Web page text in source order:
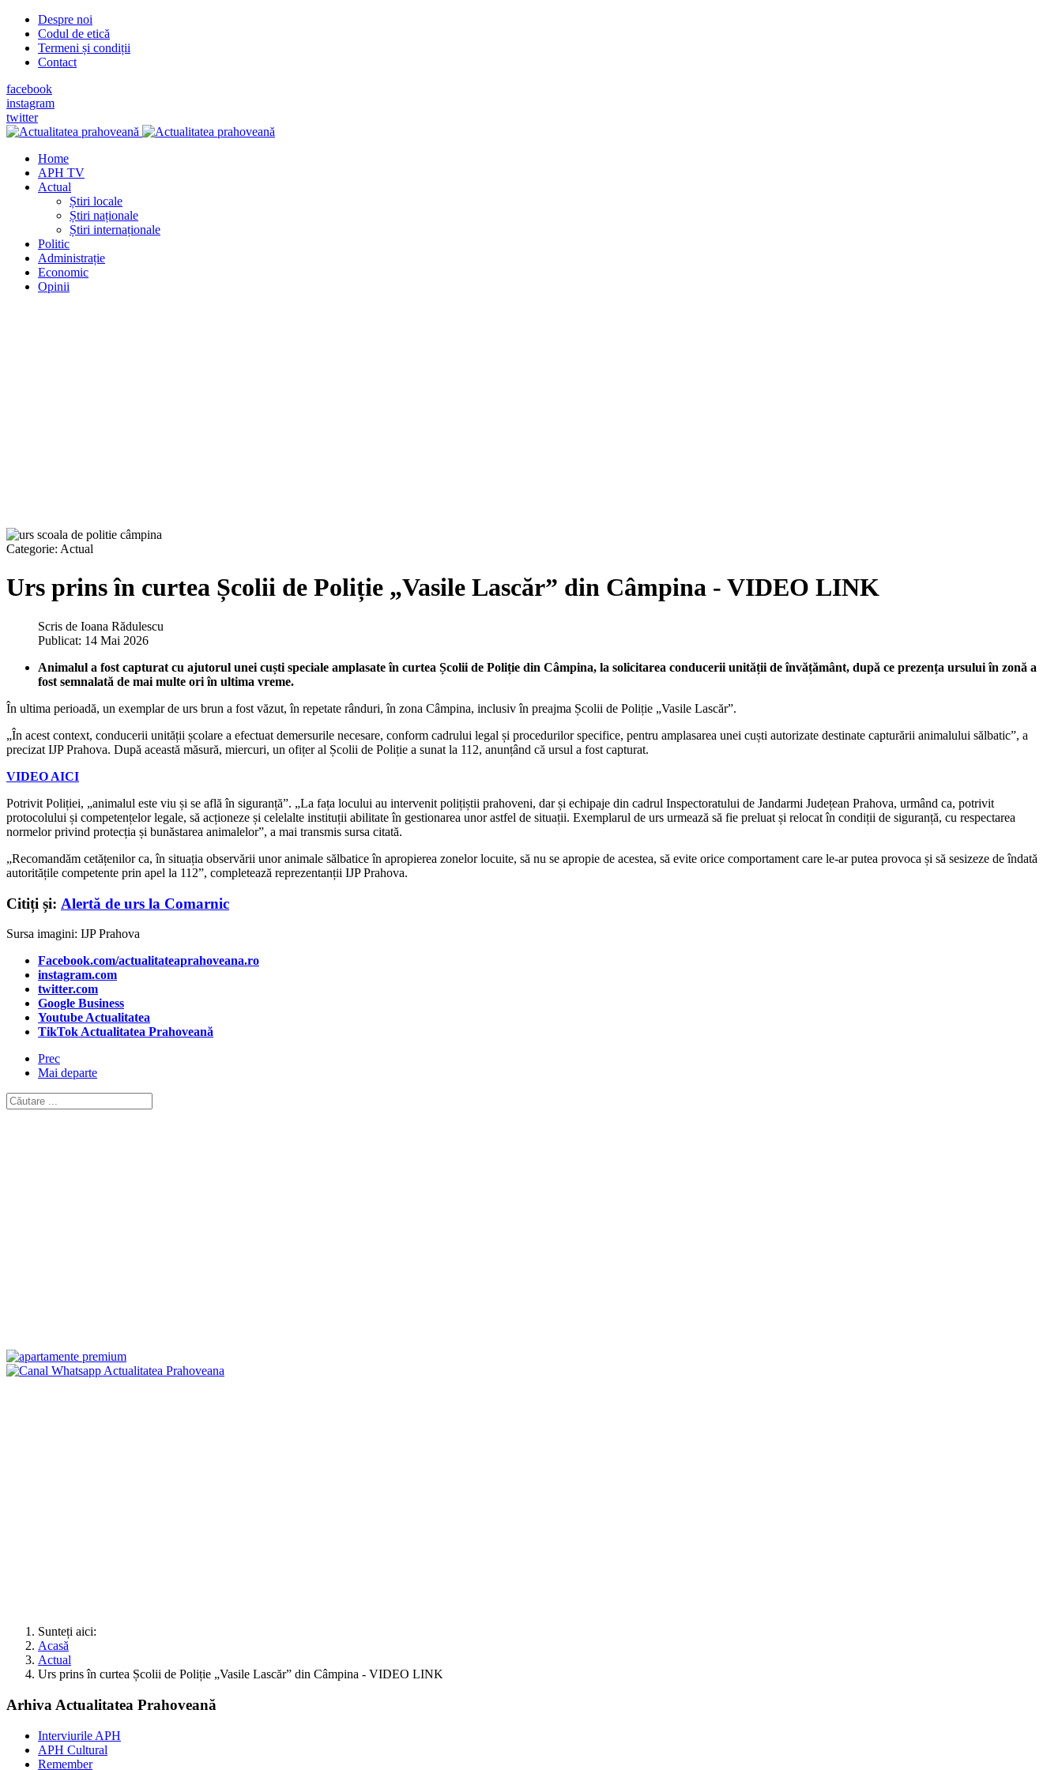
Despre noi
Codul de etică
Termeni și condiții
Contact
facebook
instagram
twitter
Home
APH TV
Actual
Știri locale
Știri naționale
Știri internaționale
Politic
Administrație
Economic
Opinii
Categorie: Actual
Urs prins în curtea Școlii de Poliție „Vasile Lascăr” din Câmpina - VIDEO LINK
Scris de Ioana Rădulescu
Publicat: 14 Mai 2026
Animalul a fost capturat cu ajutorul unei cuști speciale amplasate în curtea Școlii de Poliție din Câmpina, la solicitarea conducerii unității de învățământ, după ce prezența ursului în zonă a
fost semnalată de mai multe ori în ultima vreme.
În ultima perioadă, un exemplar de urs brun a fost văzut, în repetate rânduri, în zona Câmpina, inclusiv în preajma Școlii de Poliție „Vasile Lascăr”.
„În acest context, conducerii unității școlare a efectuat demersurile necesare, conform cadrului legal și procedurilor specifice, pentru amplasarea unei cuști autorizate destinate capturării animalului sălbatic”, a
precizat IJP Prahova. După această măsură, miercuri, un ofițer al Școlii de Poliție a sunat la 112, anunțând că ursul a fost capturat.
VIDEO AICI
Potrivit Poliției, „animalul este viu și se află în siguranță”. „La fața locului au intervenit polițiștii prahoveni, dar și echipaje din cadrul Inspectoratului de Jandarmi Județean Prahova, urmând ca, potrivit
protocolului și competențelor legale, să acționeze și celelalte instituții abilitate în gestionarea unor astfel de situații. Exemplarul de urs urmează să fie preluat și relocat în condiții de siguranță, cu respectarea
normelor privind protecția și bunăstarea animalelor”, a mai transmis sursa citată.
„Recomandăm cetățenilor ca, în situația observării unor animale sălbatice în apropierea zonelor locuite, să nu se apropie de acestea, să evite orice comportament care le-ar putea provoca și să sesizeze de îndată
autoritățile competente prin apel la 112”, completează reprezentanții IJP Prahova.
Citiți și: Alertă de urs la Comarnic
Sursa imagini: IJP Prahova
Facebook.com/actualitateaprahoveana.ro
instagram.com
twitter.com
Google Business
Youtube Actualitatea
TikTok Actualitatea Prahoveană
Prec
Mai departe
Sunteți aici:
Acasă
Actual
Urs prins în curtea Școlii de Poliție „Vasile Lascăr” din Câmpina - VIDEO LINK
Arhiva Actualitatea Prahoveană
Interviurile APH
APH Cultural
Remember